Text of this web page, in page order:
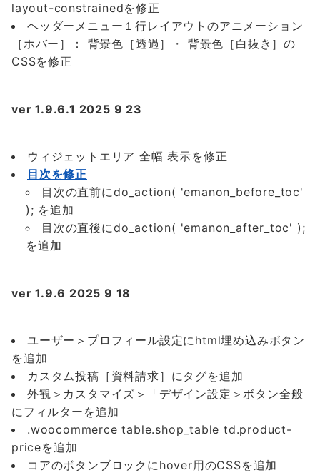
layout-constrainedを修正
ヘッダーメニュー１行レイアウトのアニメーション
［ホバー］： 背景色［透過］・ 背景色［白抜き］の
CSSを修正
ver 1.9.6.1 2025 9 23
ウィジェットエリア 全幅 表示を修正
目次を修正
目次の直前にdo_action( 'emanon_before_toc'
); を追加
目次の直後にdo_action( 'emanon_after_toc' );
を追加
ver 1.9.6 2025 9 18
ユーザー＞プロフィール設定にhtml埋め込みボタン
を追加
カスタム投稿［資料請求］にタグを追加
外観＞カスタマイズ＞「デザイン設定＞ボタン全般
にフィルターを追加
.woocommerce table.shop_table td.product-
priceを追加
コアのボタンブロックにhover用のCSSを追加